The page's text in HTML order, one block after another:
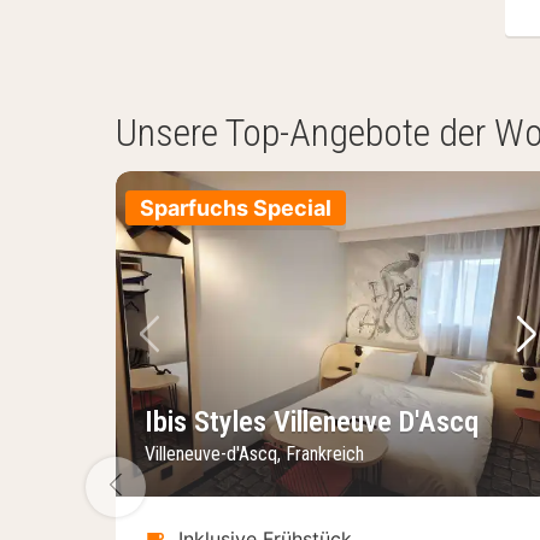
Unsere Top-Angebote der
Sparfuchs Special
Vorheriges Bild
Ibis Styles Villeneuve D'Ascq
Villeneuve-d'Ascq, Frankreich
Vorheriges Bild